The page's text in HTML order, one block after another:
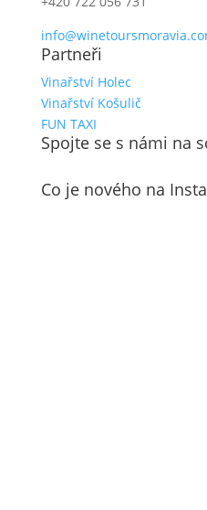
Partneři
Vinařství Holec
Vinařství Košulič
FUN TAXI
Spojte se s námi na
Co je nového na